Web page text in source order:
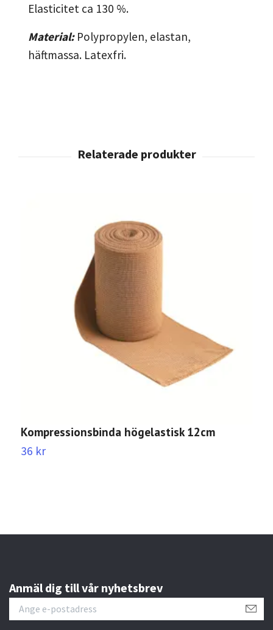
Elasticitet ca 130 %.
Material:Polypropylen, elastan,
häftmassa. Latexfri.
Kompressionsbinda högelastisk 12cm
36 kr
Anmäl dig till vår nyhetsbrev